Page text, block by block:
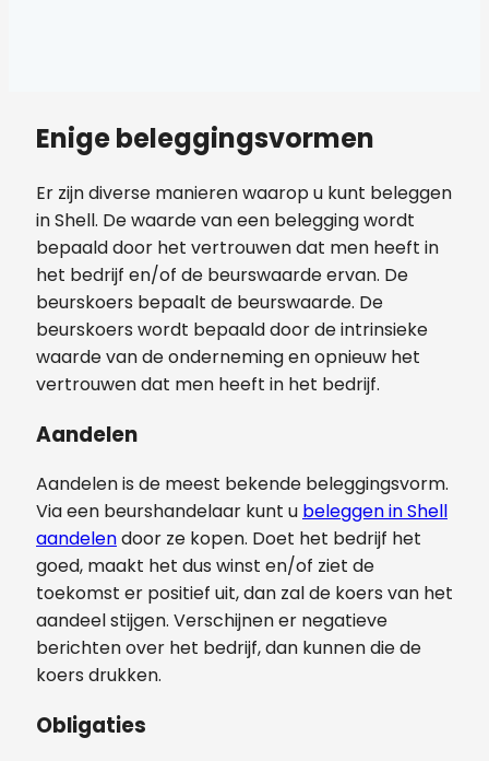
Enige beleggingsvormen
Er zijn diverse manieren waarop u kunt beleggen
in Shell. De waarde van een belegging wordt
bepaald door het vertrouwen dat men heeft in
het bedrijf en/of de beurswaarde ervan. De
beurskoers bepaalt de beurswaarde. De
beurskoers wordt bepaald door de intrinsieke
waarde van de onderneming en opnieuw het
vertrouwen dat men heeft in het bedrijf.
Aandelen
Aandelen is de meest bekende beleggingsvorm.
Via een beurshandelaar kunt u beleggen in Shell
aandelendoor ze kopen. Doet het bedrijf het
goed, maakt het dus winst en/of ziet de
toekomst er positief uit, dan zal de koers van het
aandeel stijgen. Verschijnen er negatieve
berichten over het bedrijf, dan kunnen die de
koers drukken.
Obligaties